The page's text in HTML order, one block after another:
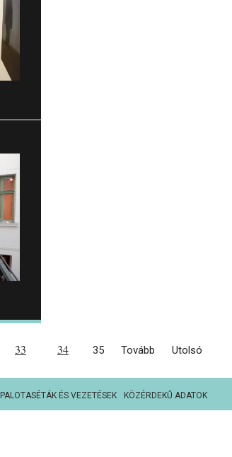
33 34 35 Tovább Utolsó
PALOTASÉTÁK ÉS VEZETÉSEK KÖZÉRDEKŰ ADATOK